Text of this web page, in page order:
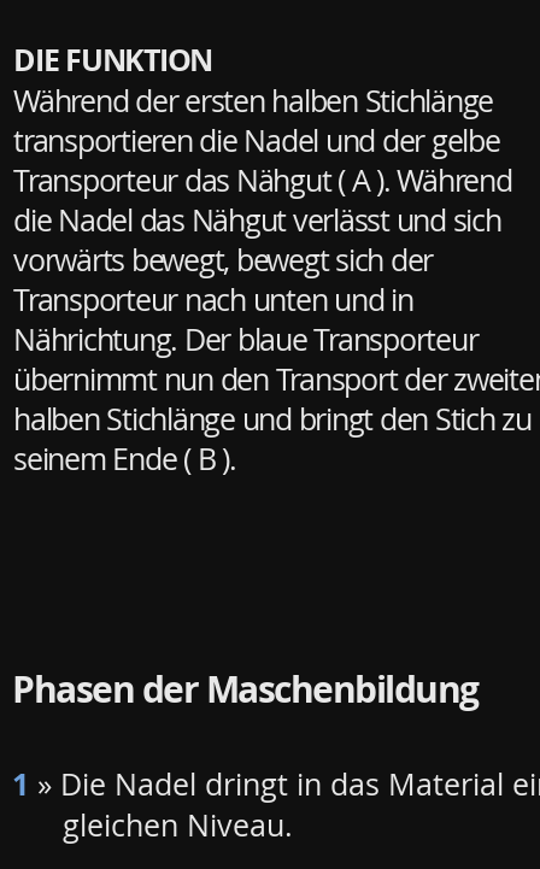
DIE FUNKTION
Während der ersten halben Stichlänge
transportieren die Nadel und der gelbe
Transporteur das Nähgut ( A ). Während
die Nadel das Nähgut verlässt und sich
vorwärts bewegt, bewegt sich der
Transporteur nach unten und in
Nährichtung. Der blaue Transporteur
übernimmt nun den Transport der
halben Stichlänge und bringt den Stich zu
seinem Ende ( B ).
Phasen der Maschenbildung
1 » Die Nadel dringt in das Material
gleichen Niveau.